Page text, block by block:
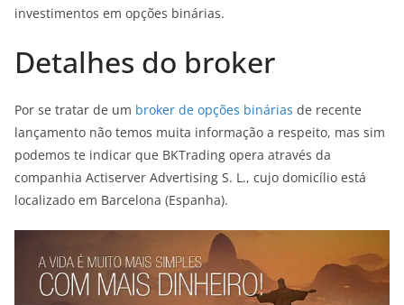
investimentos em opções binárias.
Detalhes do broker
Por se tratar de um broker de opções binárias de recente
lançamento não temos muita informação a respeito, mas sim
podemos te indicar que BKTrading opera através da
companhia Actiserver Advertising S. L., cujo domicílio está
localizado em Barcelona (Espanha).